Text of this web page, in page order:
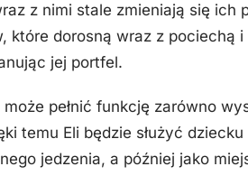
z nimi stale zmieniają się ich
które dorosną wraz z pociechą
jej portfel.
może pełnić funkcję zarówno
temu Eli będzie służyć
jedzenia, a później jako